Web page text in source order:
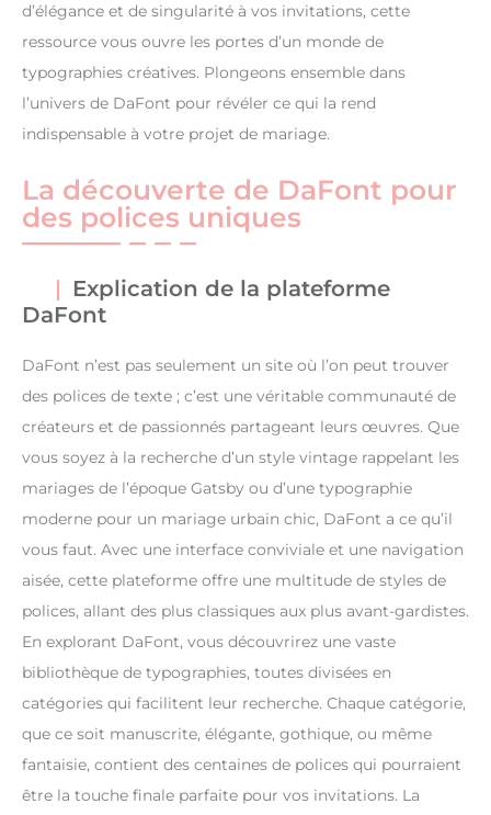
d’élégance et de singularité à vos invitations, cette
ressource vous ouvre les portes d’un monde de
typographies créatives. Plongeons ensemble dans
l’univers de DaFont pour révéler ce qui la rend
indispensable à votre projet de mariage.
La découverte de DaFont pour
des polices uniques
Explication de la plateforme
DaFont
DaFont n’est pas seulement un site où l’on peut trouver
des polices de texte ; c’est une véritable communauté de
créateurs et de passionnés partageant leurs œuvres. Que
vous soyez à la recherche d’un style vintage rappelant les
mariages de l’époque Gatsby ou d’une typographie
moderne pour un mariage urbain chic, DaFont a ce qu’il
vous faut. Avec une interface conviviale et une navigation
aisée, cette plateforme offre une multitude de styles de
polices, allant des plus classiques aux plus avant-gardistes.
En explorant DaFont, vous découvrirez une vaste
bibliothèque de typographies, toutes divisées en
catégories qui facilitent leur recherche. Chaque catégorie,
que ce soit manuscrite, élégante, gothique, ou même
fantaisie, contient des centaines de polices qui pourraient
être la touche finale parfaite pour vos invitations. La